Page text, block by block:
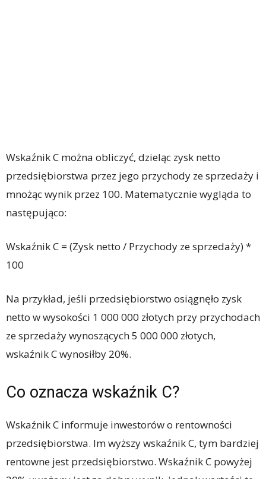
Wskaźnik C można obliczyć, dzieląc zysk netto
przedsiębiorstwa przez jego przychody ze sprzedaży i
mnożąc wynik przez 100. Matematycznie wygląda to
następująco:
Wskaźnik C = (Zysk netto / Przychody ze sprzedaży) *
100
Na przykład, jeśli przedsiębiorstwo osiągnęło zysk
netto w wysokości 1 000 000 złotych przy przychodach
ze sprzedaży wynoszących 5 000 000 złotych,
wskaźnik C wynosiłby 20%.
Co oznacza wskaźnik C?
Wskaźnik C informuje inwestorów o rentowności
przedsiębiorstwa. Im wyższy wskaźnik C, tym bardziej
rentowne jest przedsiębiorstwo. Wskaźnik C powyżej